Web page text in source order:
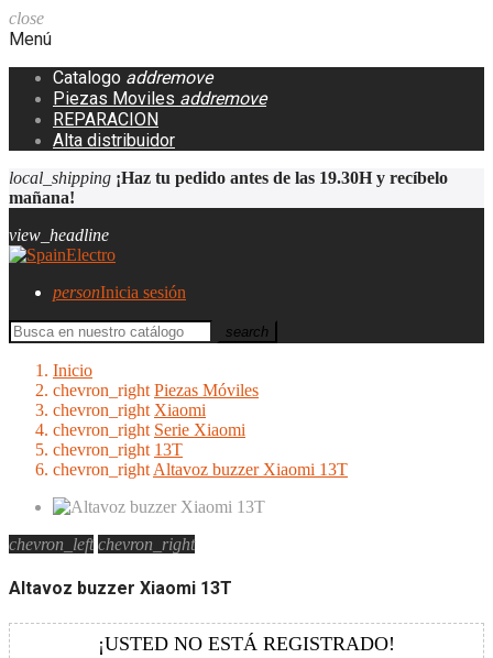
close
Menú
Catalogo addremove
Piezas Moviles addremove
REPARACION
Alta distribuidor
local_shipping ¡Haz tu pedido antes de las 19.30H y recíbelo
mañana!
view_headline
personInicia sesión
search
Inicio
chevron_right Piezas Móviles
chevron_right Xiaomi
chevron_right Serie Xiaomi
chevron_right 13T
chevron_right Altavoz buzzer Xiaomi 13T
chevron_left chevron_right
Altavoz buzzer Xiaomi 13T
¡USTED NO ESTÁ REGISTRADO!